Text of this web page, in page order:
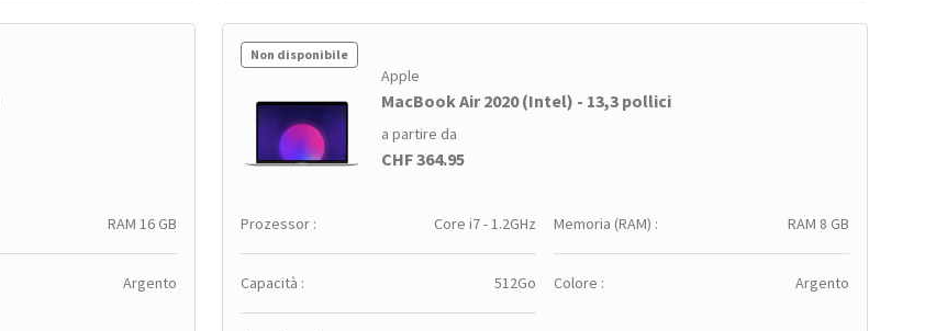
RAM 16 GB
Argento
Non disponibile
Apple
MacBook Air 2020 (Intel) - 13,3 pollici
a partire da
CHF 364.95
Prozessor : Core i7 - 1.2GHz Memoria (RAM) : RAM 8 GB
Capacità : 512Go Colore : Argento